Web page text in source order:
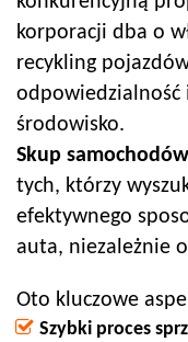
korporacji dba o
recykling
odpowiedzialność
środowisko.
Skup samochodów
tych, którzy
efektywnego
auta, niezależnie
Oto kluczowe
Szybki proces